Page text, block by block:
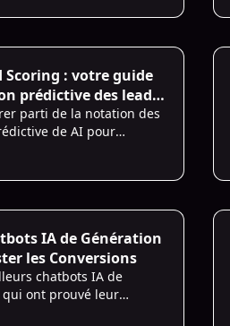
de gagner du
Scoring : votre guide
prédictive des leads
parti de la notation des
de AI pour
équipe marketing
IA de Génération
les Conversions
chatbots IA de
ont prouvé leur
les conversions** sur